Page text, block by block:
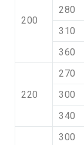
200
280
310
360
220
270
300
340
300